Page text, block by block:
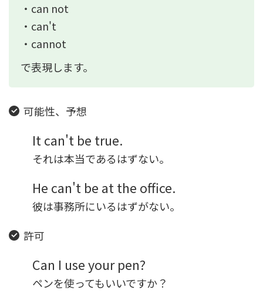
・can not
・can't
・cannot
で表現します。
可能性、予想
It can't be true.
それは本当であるはずない。
He can't be at the office.
彼は事務所にいるはずがない。
許可
Can I use your pen?
ペンを使ってもいいですか？